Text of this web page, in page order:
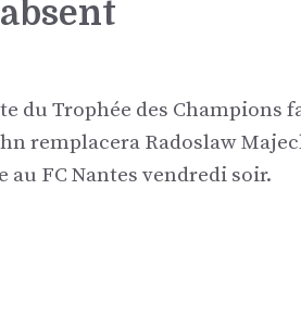
du Trophée des Champions
remplacera Radoslaw
au FC Nantes vendredi soir.